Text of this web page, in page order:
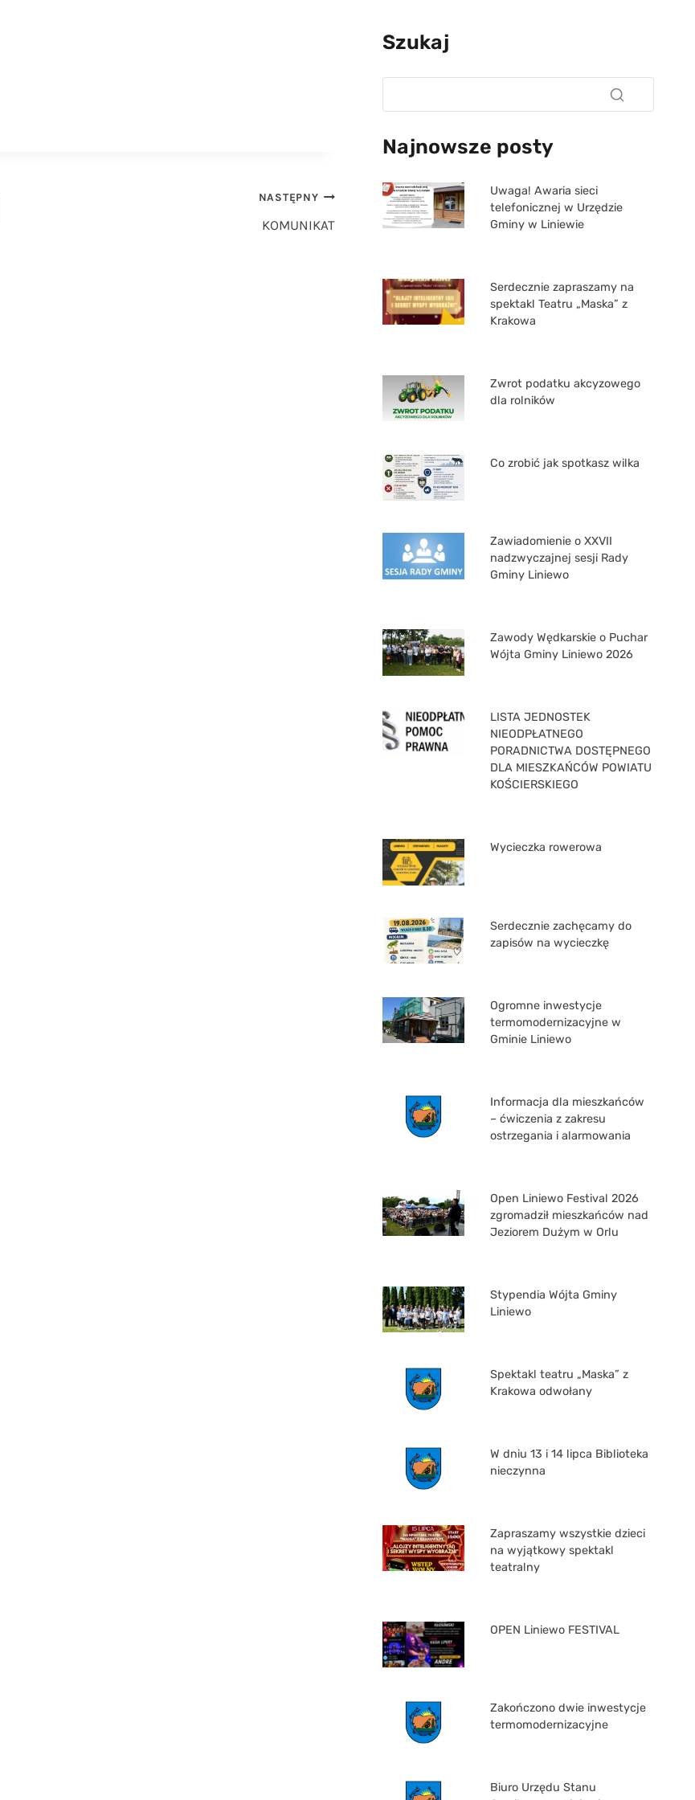
NASTĘPNY
KOMUNIKAT
Szukaj
Najnowsze posty
Uwaga! Awaria sieci
telefonicznej w Urzędzie
Gminy w Liniewie
Serdecznie zapraszamy na
spektakl Teatru „Maska” z
Krakowa
Zwrot podatku akcyzowego
dla rolników
Co zrobić jak spotkasz wilka
Zawiadomienie o XXVII
nadzwyczajnej sesji Rady
Gminy Liniewo
Zawody Wędkarskie o Puchar
Wójta Gminy Liniewo 2026
LISTA JEDNOSTEK
NIEODPŁATNEGO
PORADNICTWA DOSTĘPNEGO
DLA MIESZKAŃCÓW POWIATU
KOŚCIERSKIEGO
Wycieczka rowerowa
Serdecznie zachęcamy do
zapisów na wycieczkę
Ogromne inwestycje
termomodernizacyjne w
Gminie Liniewo
Informacja dla mieszkańców
– ćwiczenia z zakresu
ostrzegania i alarmowania
Open Liniewo Festival 2026
zgromadził mieszkańców nad
Jeziorem Dużym w Orlu
Stypendia Wójta Gminy
Liniewo
Spektakl teatru „Maska” z
Krakowa odwołany
W dniu 13 i 14 lipca Biblioteka
nieczynna
Zapraszamy wszystkie dzieci
na wyjątkowy spektakl
teatralny
OPEN Liniewo FESTIVAL
Zakończono dwie inwestycje
termomodernizacyjne
Biuro Urzędu Stanu